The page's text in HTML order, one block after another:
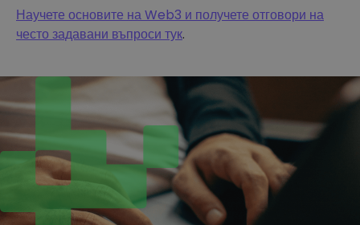
Научете основите на Web3 и получете отговори на
често задавани въпроси тук.